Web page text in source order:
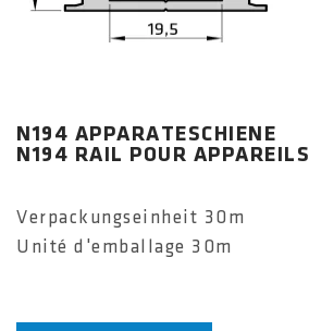
N194 APPARATESCHIENE
N194 RAIL POUR APPAREILS
Verpackungseinheit 30m
Unité d'emballage 30m